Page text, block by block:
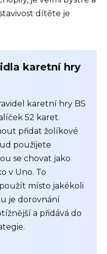
dítěte je
karetní hry
karetní hry BS
52 karet.
přidat žolíkové
použijete
se chovat jako
v Uno. To
místo jakékoli
je dorovnání
a přidává do